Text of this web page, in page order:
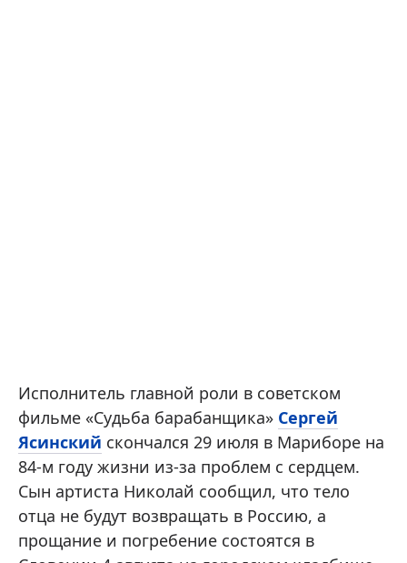
Исполнитель главной роли в советском
фильме «Судьба барабанщика» Сергей
Ясинский скончался 29 июля в Мариборе на
84-м году жизни из-за проблем с сердцем.
Сын артиста Николай сообщил, что тело
отца не будут возвращать в Россию, а
прощание и погребение состоятся в